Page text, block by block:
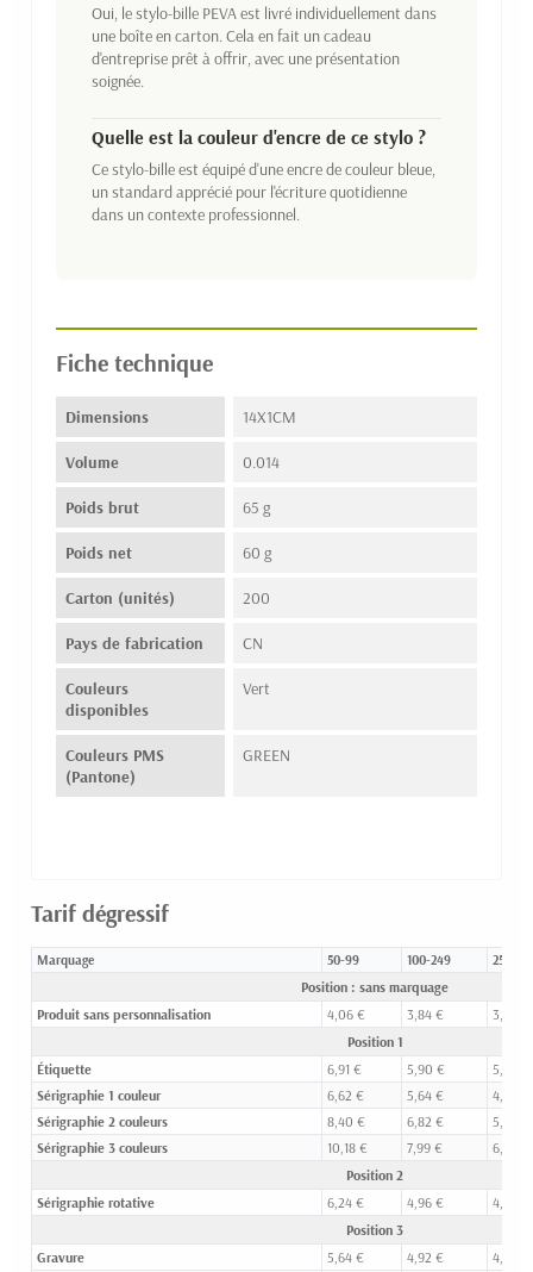
Oui, le stylo-bille PEVA est livré individuellement dans
une boîte en carton. Cela en fait un cadeau
d'entreprise prêt à offrir, avec une présentation
soignée.
Quelle est la couleur d'encre de ce stylo ?
Ce stylo-bille est équipé d'une encre de couleur bleue,
un standard apprécié pour l'écriture quotidienne
dans un contexte professionnel.
Fiche technique
Dimensions 14X1CM
Volume 0.014
Poids brut 65 g
Poids net 60 g
Carton (unités) 200
Pays de fabrication CN
Couleurs
disponibles
Vert
Couleurs PMS
(Pantone)
GREEN
Tarif dégressif
Marquage 50-99 100-249 250-
Position : sans marquage
Produit sans personnalisation
4,06 € 3,84 €
3,53 €
Position 1
Étiquette
6,91 € 5,90 €
5,04 €
Sérigraphie 1 couleur
6,62 € 5,64 €
4,67 €
Sérigraphie 2 couleurs
8,40 € 6,82 €
5,37 €
Sérigraphie 3 couleurs
10,18 € 7,99 €
6,07 €
Position 2
Sérigraphie rotative
6,24 € 4,96 €
4,13 €
Position 3
Gravure
5,64 € 4,92 €
4,22 €